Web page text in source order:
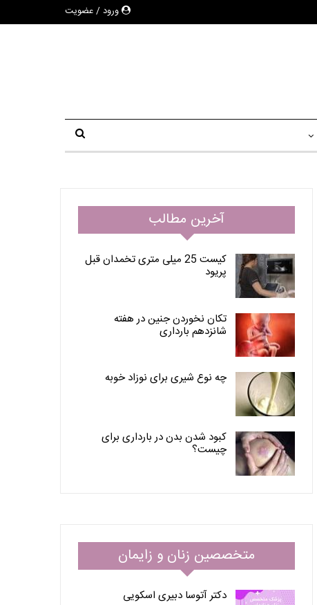
ورود / عضویت
آخرین مطالب
کیست 25 میلی متری تخمدان قبل
پریود
تکان نخوردن جنین در هفته
شانزدهم بارداری
چه نوع شیری برای نوزاد خوبه
کبود شدن بدن در بارداری برای
چیست؟
متخصصین زنان و زایمان
دکتر آتوسا دبیری اسکویی